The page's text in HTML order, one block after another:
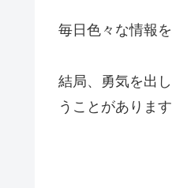
毎日色々な情報
結局、勇気を出
うことがあります